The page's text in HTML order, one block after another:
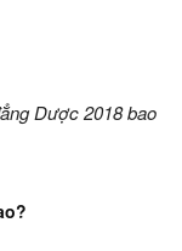
Dược 2018 bao